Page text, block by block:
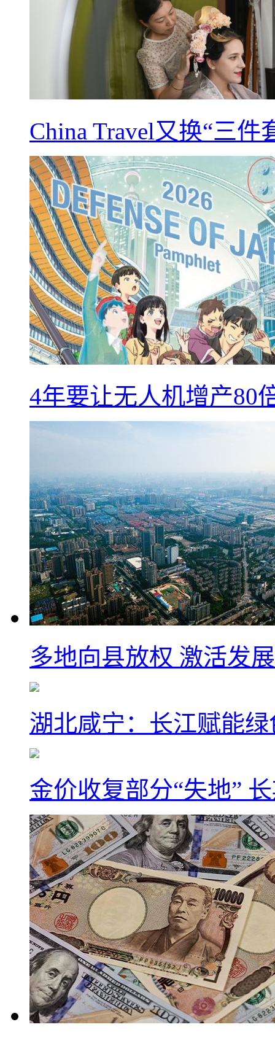
China Travel又换“三
4年要让无人机增产80
多地向县放权 激活发
湖北咸宁：长江赋能
金价收复部分“失地”